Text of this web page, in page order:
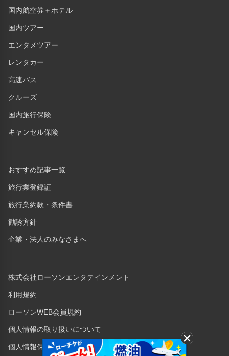
国内航空券＋ホテル
国内ツアー
エンタメツアー
レンタカー
高速バス
クルーズ
国内旅行保険
キャンセル保険
おすすめ記事一覧
旅行業登録証
旅行業約款・条件書
勧誘方針
企業・法人のみなさまへ
株式会社ローソンエンタテインメント
利用規約
ローソンWEB会員規約
個人情報の取り扱いについて
個人情報保護方針